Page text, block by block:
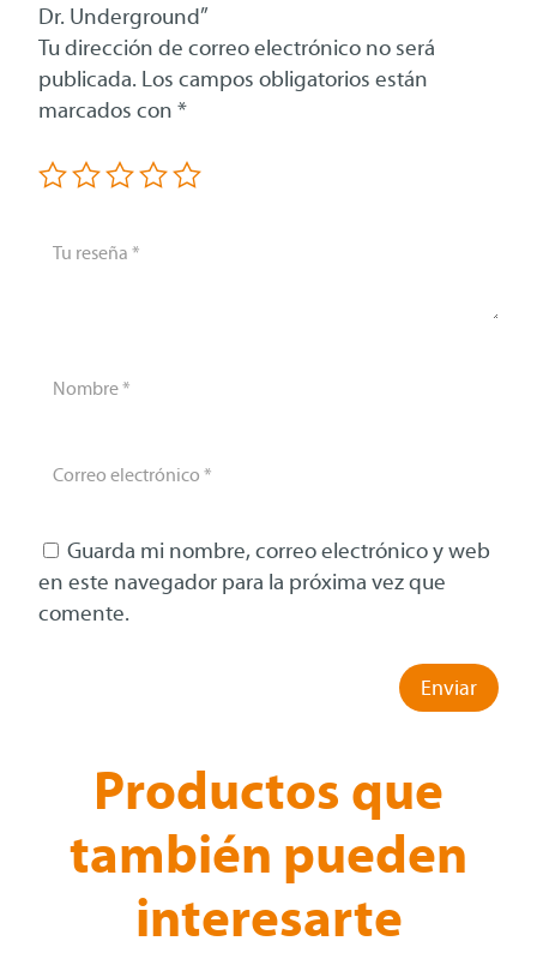
Dr. Underground”
Tu dirección de correo electrónico no será
publicada. Los campos obligatorios están
marcados con*
Guarda mi nombre, correo electrónico y web
en este navegador para la próxima vez que
comente.
Enviar
Productos que
también pueden
interesarte